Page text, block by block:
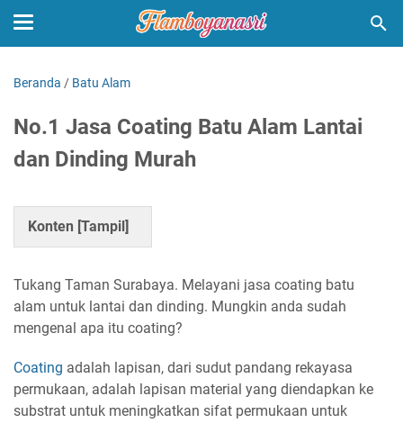
Beranda / Batu Alam
No.1 Jasa Coating Batu Alam Lantai
dan Dinding Murah
Konten [Tampil]
Tukang Taman Surabaya. Melayani jasa coating batu
alam untuk lantai dan dinding. Mungkin anda sudah
mengenal apa itu coating?
Coating adalah lapisan, dari sudut pandang rekayasa
permukaan, adalah lapisan material yang diendapkan ke
substrat untuk meningkatkan sifat permukaan untuk